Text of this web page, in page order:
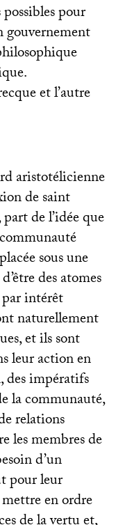
pour
gouvernement
et l’autre
aristotélicienne
de saint
de l’idée que
sous une
des atomes
par intérêt
naturellement
et ils sont
leur action en
impératifs
la communauté,
relations
les membres de
d’un
pour leur
en ordre